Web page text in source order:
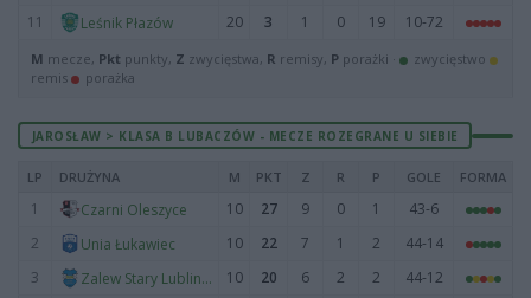
11
Leśnik Płazów 20 3 1 0 19 10-72
M mecze, Pkt punkty, Z zwycięstwa, R remisy, P porażki ·
zwycięstwo
remis
porażka
JAROSŁAW > KLASA B LUBACZÓW - MECZE ROZEGRANE U SIEBIE
LP DRUŻYNA M PKT Z R P GOLE FORMA
1 Czarni Oleszyce 10 27 9 0 1
43-6
2
Unia Łukawiec 10 22 7 1 2
44-14
3
Zalew Stary Lubliniec 10 20 6 2 2
44-12